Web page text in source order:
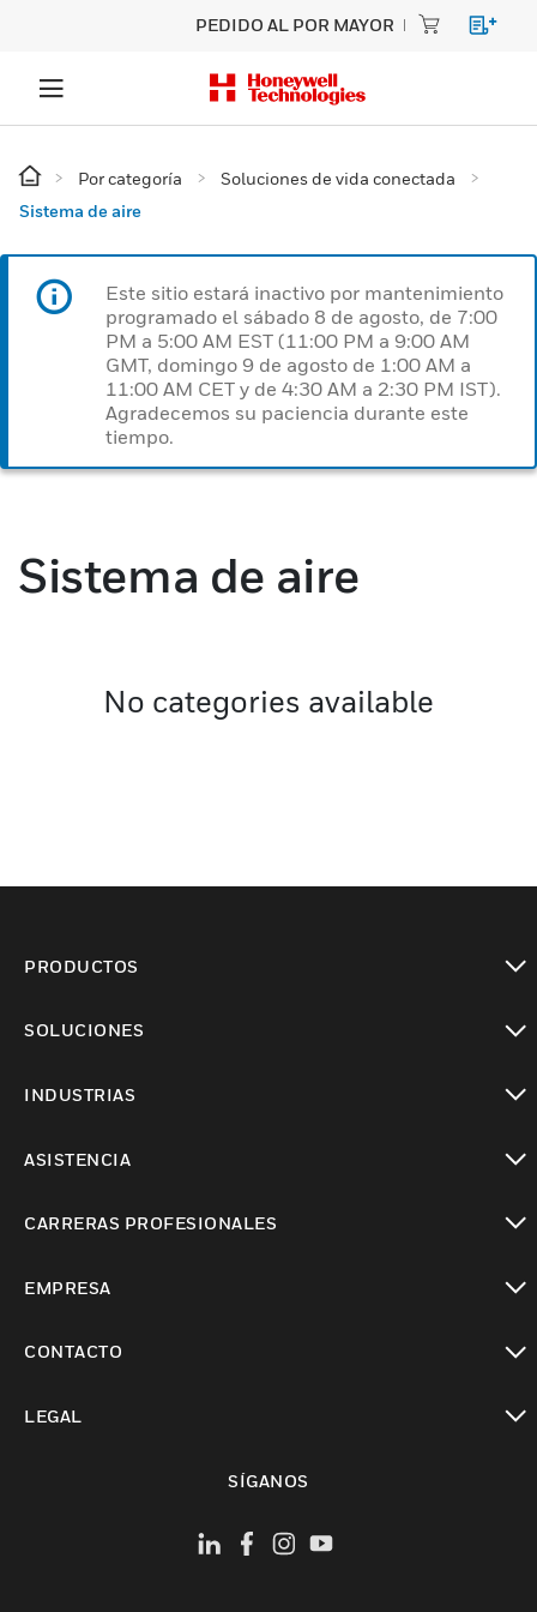
PEDIDO AL POR MAYOR
Por categoría
Soluciones de vida conectada
Sistema de aire
Este sitio estará inactivo por mantenimiento
programado el sábado 8 de agosto, de 7:00
PM a 5:00 AM EST (11:00 PM a 9:00 AM
GMT, domingo 9 de agosto de 1:00 AM a
11:00 AM CET y de 4:30 AM a 2:30 PM IST).
Agradecemos su paciencia durante este
tiempo.
Sistema de aire
No categories available
PRODUCTOS
SOLUCIONES
INDUSTRIAS
ASISTENCIA
CARRERAS PROFESIONALES
EMPRESA
CONTACTO
LEGAL
SÍGANOS